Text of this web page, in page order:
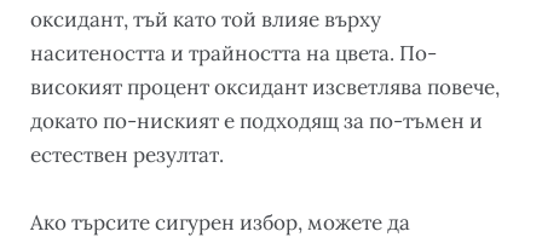
оксидант, тъй като той влияе върху
наситеността и трайността на цвета. По-
високият процент оксидант изсветлява повече,
докато по-ниският е подходящ за по-тъмен и
естествен резултат.
Ако търсите сигурен избор, можете да